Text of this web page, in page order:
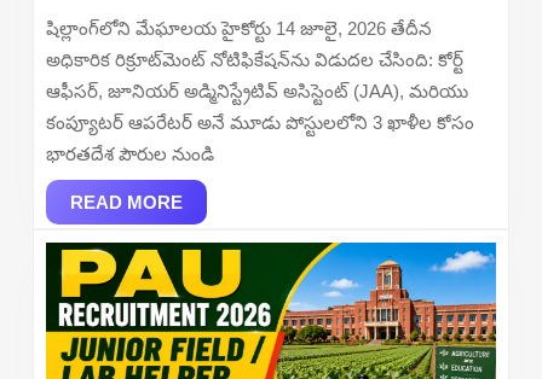
2026
–
Apply
Online
for
Court
Computer
and
More
Posts
షిల్లాంగ్‌లోని మేఘాలయ హైకోర్టు 14 జూలై, 2026 తేదీన
అధికారిక రిక్రూట్‌మెంట్ నోటిఫికేషన్‌ను విడుదల చేసింది: కోర్ట్
ఆఫీసర్, జూనియర్ అడ్మినిస్ట్రేటివ్ అసిస్టెంట్ (JAA), మరియు
కంప్యూటర్ ఆపరేటర్ అనే మూడు పోస్టులలోని 3 ఖాళీల కోసం
భారతదేశ పౌరుల నుండి
READ MOREREAD
MORE